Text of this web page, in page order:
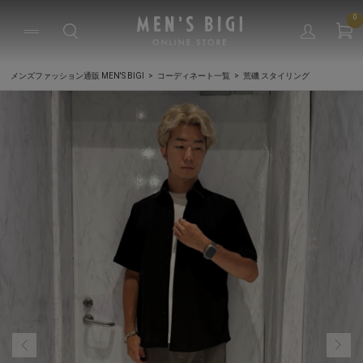
0
メンズファッション通販 MEN'S BIGI コーディネート一覧 荒磯 スタイリング